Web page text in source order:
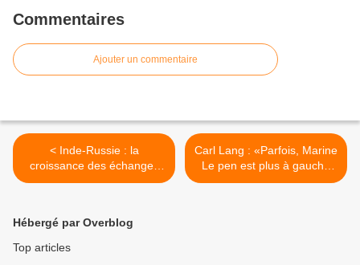
Commentaires
Ajouter un commentaire
< Inde-Russie : la
croissance des échanges
est satisfaisante (Poutine)
Carl Lang : «Parfois, Marine
Le pen est plus à gauche
que la gauche !» >
Hébergé par Overblog
Top articles